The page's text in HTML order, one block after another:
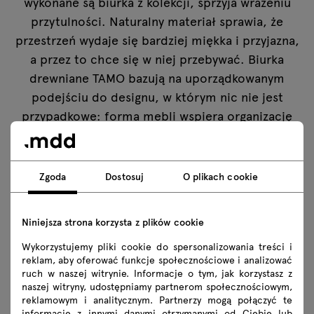
przytulności. Naturalny materiał sprawia, że
przestrzeń wydaje się bardziej miękka i przyjazna,
a przez to chce się w niej przebywać. Biurka
drewniane TAMO bazują na uporządkowanym
podejściu do designu, w którym nic nie jest
przypadkowe: forma mebli wspiera organizację
pracy, a materiał buduje charakter
pomieszczenia. Dzięki temu meble zapewniają
wygodę pracy przez cały dzień, bez przygnębienia
surowym charakterem aranżacji.
Wymiary, ergonomia, ustawienie
Wybierając biurko, warto zacząć od realnych
potrzeb: ile miejsca ma zajmować stanowisko,
jakiej powierzchni roboczej potrzebujesz i jak
Zgoda Dostosuj O plikach cookie
Niniejsza strona korzysta z plików cookie
Wykorzystujemy pliki cookie do spersonalizowania treści i
reklam, aby oferować funkcje społecznościowe i analizować
ruch w naszej witrynie. Informacje o tym, jak korzystasz z
naszej witryny, udostępniamy partnerom społecznościowym,
reklamowym i analitycznym. Partnerzy mogą połączyć te